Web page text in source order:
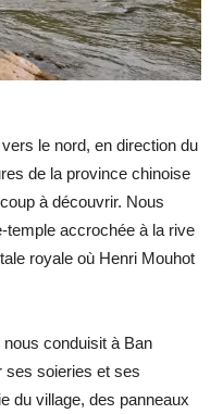
le nord, en direction du
de la province chinoise
à découvrir. Nous
temple accrochée à la rive
royale où Henri Mouhot
nous conduisit à Ban
ses soieries et ses
du village, des panneaux